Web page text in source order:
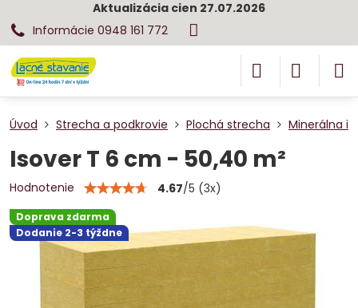
Aktualizácia cien 27.07.2026
Informácie 0948 161 772
Doprava zdarma
Dodanie 2-3 týždne
Úvod Strecha a podkrovie Plochá strecha Minerálna
Isover T 6 cm - 50,40 m²
Hodnotenie 4.67/5 (3x)